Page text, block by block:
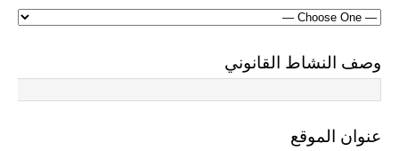
وصف النشاط القانوني
عنوان الموقع